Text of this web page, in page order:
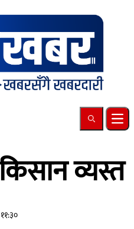
Search
व्यस्त